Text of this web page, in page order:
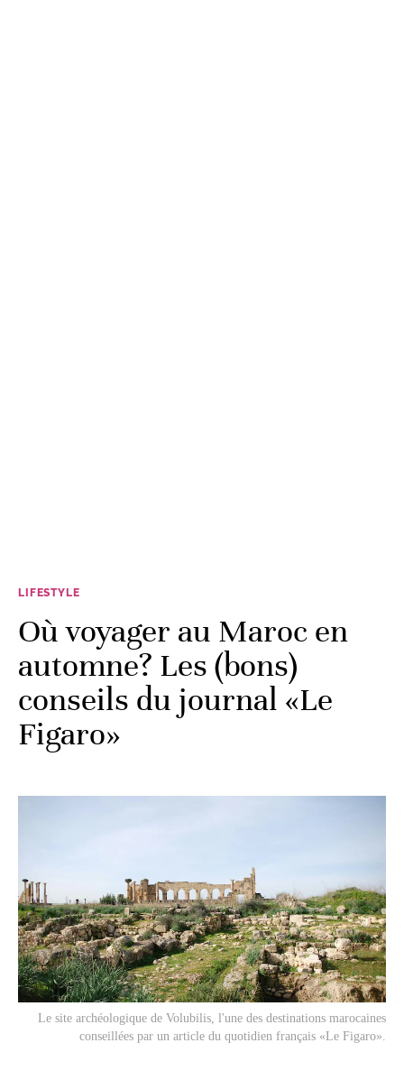
LIFESTYLE
Où voyager au Maroc en
automne? Les (bons)
conseils du journal «Le
Figaro»
Le site archéologique de Volubilis, l'une des destinations marocaines
conseillées par un article du quotidien français «Le Figaro».